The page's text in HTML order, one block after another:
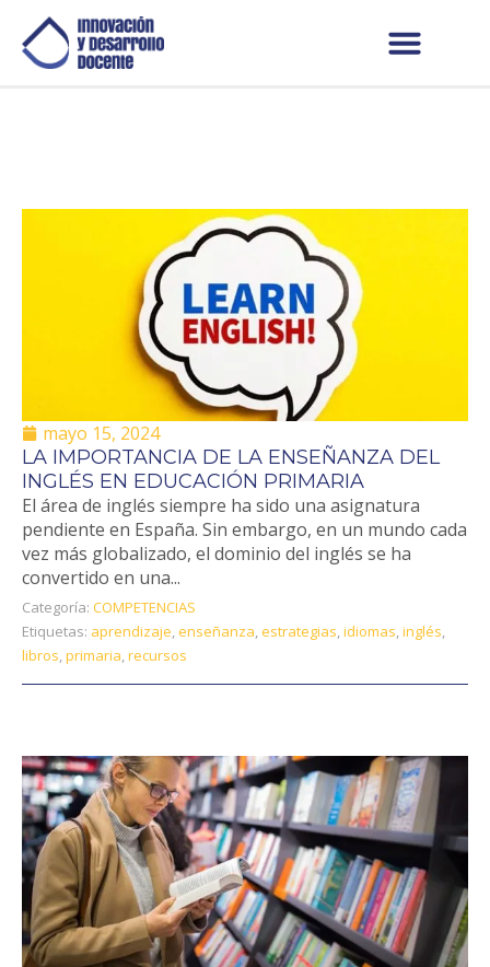
mayo 15, 2024
LA IMPORTANCIA DE LA ENSEÑANZA DEL
INGLÉS EN EDUCACIÓN PRIMARIA
El área de inglés siempre ha sido una asignatura
pendiente en España. Sin embargo, en un mundo cada
vez más globalizado, el dominio del inglés se ha
convertido en una...
Categoría: COMPETENCIAS
Etiquetas: aprendizaje,enseñanza,estrategias,idiomas,inglés,
libros,primaria,recursos